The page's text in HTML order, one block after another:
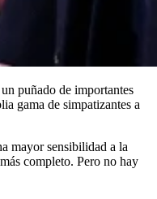
puñado de importantes
gama de simpatizantes a
mayor sensibilidad a la
completo. Pero no hay